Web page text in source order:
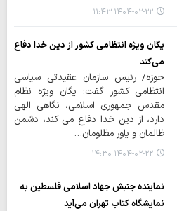
۱۴۰۴-۰۲-۲۲ ۱۱:۴۳
یگان ویژه انتظامی کشور از دین خدا دفاع
می‌کند
حوزه/ رئیس سازمان عقیدتی سیاسی
انتظامی کشور گفت: یگان ویژه نظام
مقدس جمهوری اسلامی، نگاهی الهی
دارد، از دین خدا دفاع می کند، دشمن
ظالمان و یاور مظلومان…
۱۴۰۴-۰۲-۲۲ ۱۴:۳۰
نماینده جنبش جهاد اسلامی فلسطین به
نمایشگاه کتاب تهران می‌آید